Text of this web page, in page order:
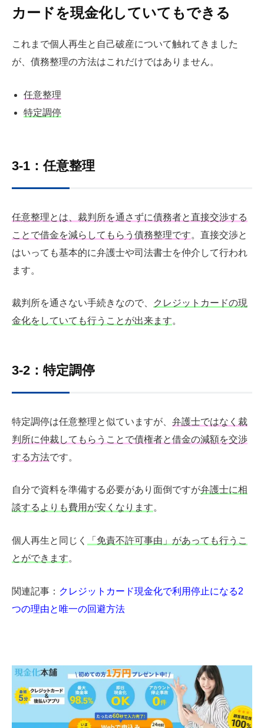
カードを現金化していてもできる
これまで個人再生と自己破産について触れてきました
が、債務整理の方法はこれだけではありません。
任意整理
特定調停
3-1：任意整理
任意整理とは、裁判所を通さずに債務者と直接交渉する
ことで借金を減らしてもらう債務整理です。直接交渉と
はいっても基本的に弁護士や司法書士を仲介して行われ
ます。
裁判所を通さない手続きなので、
クレジットカードの現
金化をしていても行うことが出来ます。
3-2：特定調停
特定調停は任意整理と似ていますが、 弁護士ではなく裁
判所に仲裁してもらうことで債権者と借金の減額を交渉
する方法です。
自分で資料を準備する必要があり面倒ですが弁護士に相
談するよりも費用が安くなります。
個人再生と同じく
「免責不許可事由」があっても行うこ
とができます。
関連記事： クレジットカード現金化で利用停止になる2
つの理由と唯一の回避方法